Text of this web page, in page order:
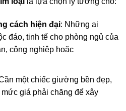
cách hiện đại: Những ai
đáo, tinh tế cho phòng ngủ của
công nghiệp hoặc
một chiếc giường bền đẹp,
giá phải chăng để xây